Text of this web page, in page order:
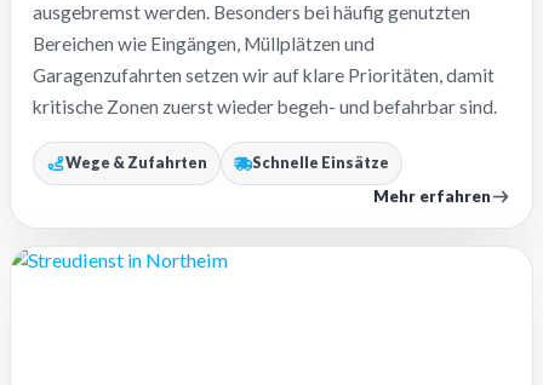
ausgebremst werden. Besonders bei häufig genutzten
Bereichen wie Eingängen, Müllplätzen und
Garagenzufahrten setzen wir auf klare Prioritäten, damit
kritische Zonen zuerst wieder begeh- und befahrbar sind.
Wege & Zufahrten Schnelle Einsätze
Mehr erfahren